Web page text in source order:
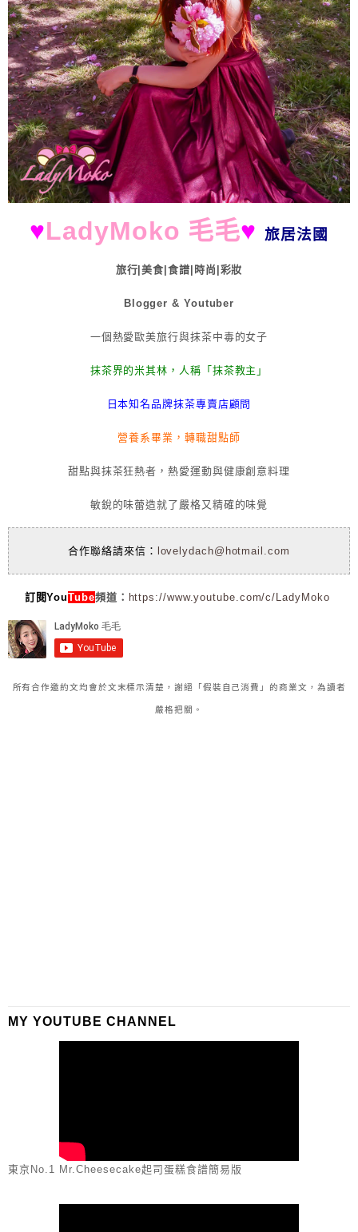
♥LadyMoko 毛毛♥旅居法國
旅行|美食|食譜|時尚|彩妝
Blogger & Youtuber
一個熱愛歐美旅行與抹茶中毒的女子
抹茶界的米其林，人稱「抹茶教主」
日本知名品牌抹茶專賣店顧問
營養系畢業，轉職甜點師
甜點與抹茶狂熱者，熱愛運動與健康創意料理
敏銳的味蕾造就了嚴格又精確的味覺
合作聯絡請來信： lovelydach@hotmail.com
訂閱YouTube頻道： https://www.youtube.com/c/LadyMoko
所有合作邀約文均會於文末標示清楚，謝絕「假裝自己消費」的商業文，為讀者
嚴格把關。
MY YOUTUBE CHANNEL
東京No.1 Mr.Cheesecake起司蛋糕食譜簡易版